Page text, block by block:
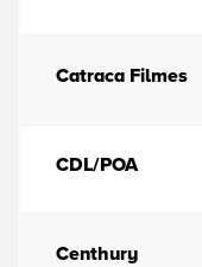
Catraca Filmes
CDL/POA
Centhury